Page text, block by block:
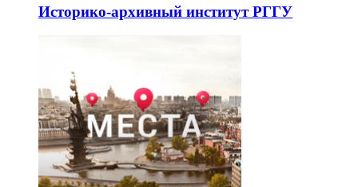
Историко-архивный институт РГГУ